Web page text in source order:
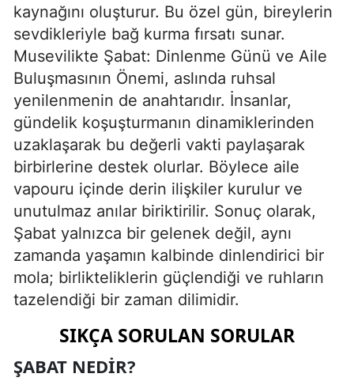
kaynağını oluşturur. Bu özel gün, bireylerin
sevdikleriyle bağ kurma fırsatı sunar.
Musevilikte Şabat: Dinlenme Günü ve Aile
Buluşmasının Önemi, aslında ruhsal
yenilenmenin de anahtarıdır. İnsanlar,
gündelik koşuşturmanın dinamiklerinden
uzaklaşarak bu değerli vakti paylaşarak
birbirlerine destek olurlar. Böylece aile
vapouru içinde derin ilişkiler kurulur ve
unutulmaz anılar biriktirilir. Sonuç olarak,
Şabat yalnızca bir gelenek değil, aynı
zamanda yaşamın kalbinde dinlendirici bir
mola; birlikteliklerin güçlendiği ve ruhların
tazelendiği bir zaman dilimidir.
SIKÇA SORULAN SORULAR
ŞABAT NEDIR?